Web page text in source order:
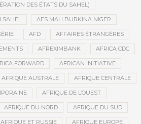
DES ÉTATS DU SAHEL)
SAHEL AES MALI BURKINA NIGER
AFD AFFAIRES ÉTRANGÈRES
AFREXIMBANK AFRICA CDC
FORWARD AFRICAN INITIATIVE
AFRIQUE AUSTRALE AFRIQUE CENTRALE
AFRIQUE DE L’OUEST
AFRIQUE DU NORD AFRIQUE DU SUD
AFRIQUE ET RUSSIE AFRIQUE EUROPE